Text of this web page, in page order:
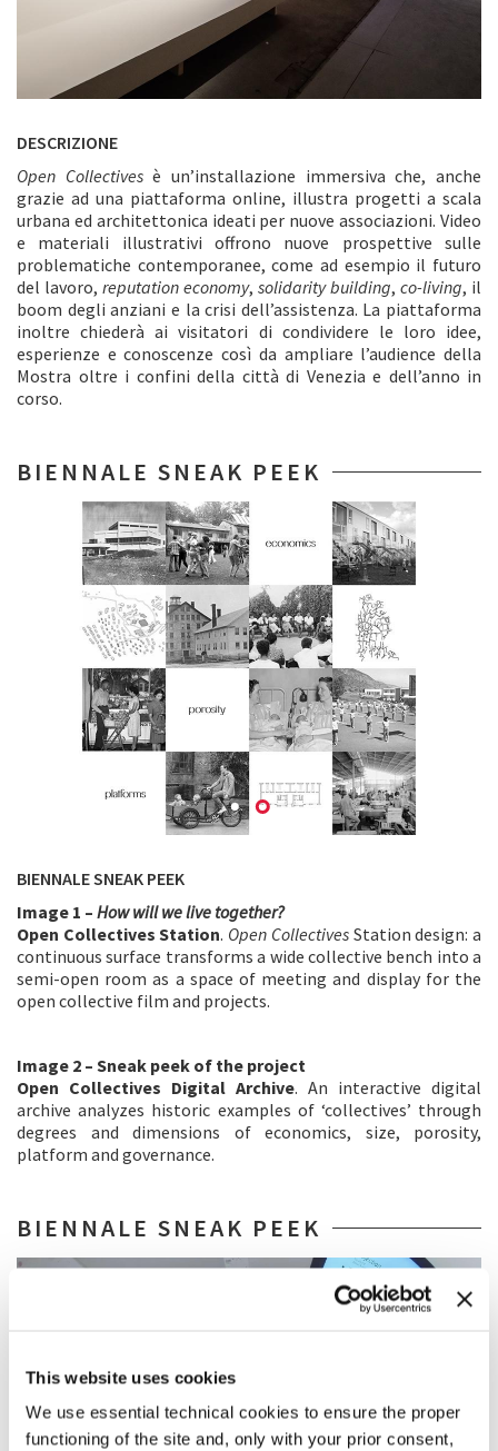
This website uses cookies
We use essential technical cookies to ensure the proper
functioning of the site and, only with your prior consent,
DESCRIZIONE
Open Collectivesè un’installazione immersiva che, anche
grazie ad una piattaforma online, illustra progetti a scala
urbana ed architettonica ideati per nuove associazioni. Video
e materiali illustrativi offrono nuove prospettive sulle
problematiche contemporanee, come ad esempio il futuro
del lavoro, reputation economy, solidarity building, co-living, il
boom degli anziani e la crisi dell’assistenza. La piattaforma
inoltre chiederà ai visitatori di condividere le loro idee,
esperienze e conoscenze così da ampliare l’audience della
Mostra oltre i confini della città di Venezia e dell’anno in
corso.
BIENNALE SNEAK PEEK
BIENNALE SNEAK PEEK
Image 1 – How will we live together?
Open Collectives Station. Open CollectivesStation design: a
continuous surface transforms a wide collective bench into a
semi-open room as a space of meeting and display for the
open collective film and projects.
Image 2 – Sneak peek of the project
Open Collectives Digital Archive. An interactive digital
archive analyzes historic examples of ‘collectives’ through
degrees and dimensions of economics, size, porosity,
platform and governance.
BIENNALE SNEAK PEEK